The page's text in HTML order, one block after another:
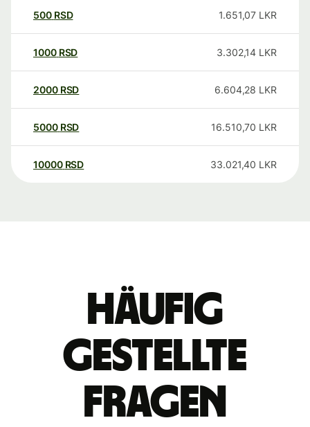
500 RSD 1.651,07 LKR
1000 RSD 3.302,14 LKR
2000 RSD 6.604,28 LKR
5000 RSD 16.510,70 LKR
10000 RSD 33.021,40 LKR
Häufig
gestellte
Fragen